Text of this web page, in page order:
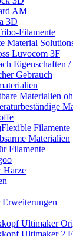
AM
3D
Filamente
Material
Luvocom 3F
Eigenschaften
Gebrauch
Materialien
Filamente
Materialien
Filamente
Harze
Ultimaker
Ultimaker 2